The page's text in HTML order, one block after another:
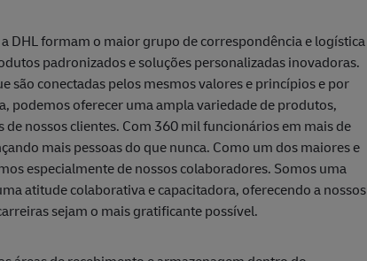
DHL formam o maior grupo de correspondência e logística
padronizados e soluções personalizadas inovadoras.
são conectadas pelos mesmos valores e princípios e por
podemos oferecer uma ampla variedade de produtos,
nossos clientes. Com 360 mil funcionários em mais de
mais pessoas do que nunca. Como um dos maiores e
especialmente de nossos colaboradores. Somos uma
atitude colaborativa e capacitadora, oferecendo a nossos
sejam o mais gratificante possível.